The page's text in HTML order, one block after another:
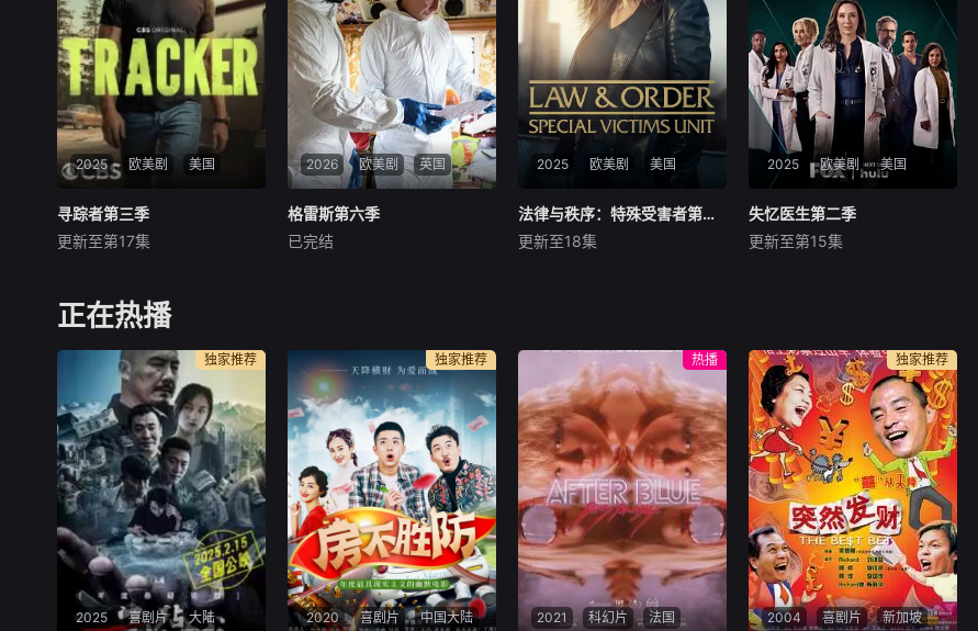
addingham比以往更加冷酷无
情，他决心将对手逐个击
保住自己帝国的无情敌对牧
场。在南得克萨斯州，血脉之
深远胜于一切，宽恕转瞬即
逝，而生存的代价，或
历程。
2025 欧美剧 美国
寻踪者第三季
贾斯汀·哈特雷
寻踪者第三季
更新至第17集
2026 欧美剧 英国
格雷斯第六季
格雷斯第六季
已完结
2025 欧美剧 美国
法律与秩序：特殊受害者第二十七季
玛莉丝卡·哈吉塔
法律与秩序：特殊受害者第二十七季
更新至18集
2025 欧美剧 美国
失忆医生第二季
莫莉·帕克
失忆医生第二季
更新至第15集
正在热播
2025 喜剧片 大陆
独家推荐
2020 喜剧片 中国大陆
独家推荐
2021 科幻片 法国
热播
2004 喜剧片 新加坡
独家推荐